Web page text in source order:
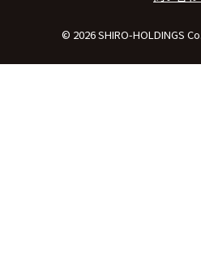
© 2026 SHIRO-HOLDINGS